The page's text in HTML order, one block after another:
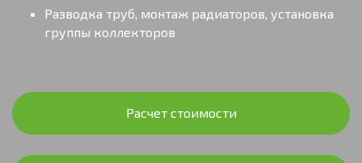
Разводка труб, монтаж радиаторов, установка
группы коллекторов
Расчет стоимости